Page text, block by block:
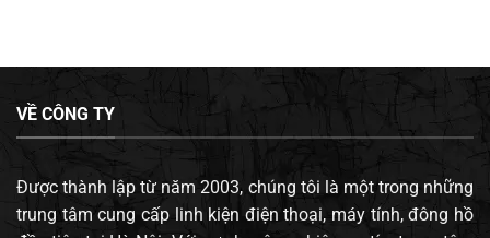
VỀ CÔNG TY
Được thành lập từ năm 2003, chúng tôi là một trong những
trung tâm cung cấp linh kiện điện thoại, máy tính, đông hồ